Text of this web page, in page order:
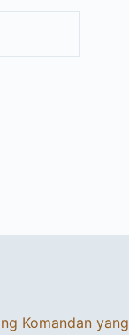
Komandan yang